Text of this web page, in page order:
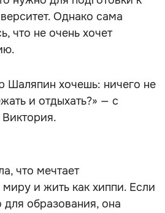
Однако сама
что не очень хочет
Шаляпин хочешь: ничего не
и отдыхать?» — с
что мечтает
миру и жить как хиппи. Если
образования, она